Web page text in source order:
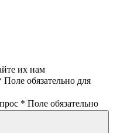
их нам
Поле обязательно для
* Поле обязательно